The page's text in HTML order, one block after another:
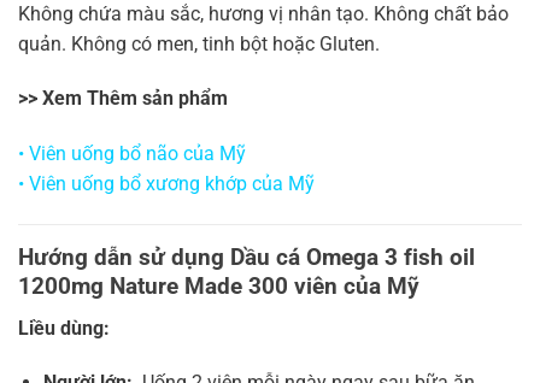
Không chứa màu sắc, hương vị nhân tạo. Không chất bảo
quản. Không có men, tinh bột hoặc Gluten.
>> Xem Thêm sản phẩm
• Viên uống bổ não của Mỹ
• Viên uống bổ xương khớp của Mỹ
Hướng dẫn sử dụng Dầu cá Omega 3 fish oil
1200mg Nature Made 300 viên của Mỹ
Liều dùng: